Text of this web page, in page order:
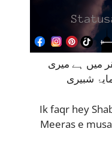
میں ہے میری
شبیری
Ik faqr hey
Meeras e